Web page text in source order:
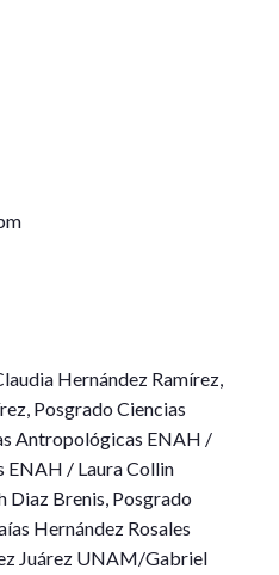
Hernández Ramírez,
Posgrado Ciencias
Antropológicas ENAH /
ENAH / Laura Collin
Brenis, Posgrado
Hernández Rosales
Juárez UNAM/Gabriel